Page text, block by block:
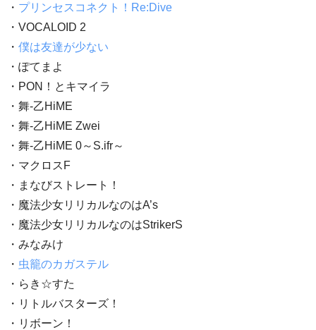
・ プリンセスコネクト！Re:Dive
・VOCALOID 2
・ 僕は友達が少ない
・ぽてまよ
・PON！とキマイラ
・舞-乙HiME
・舞-乙HiME Zwei
・舞-乙HiME 0～S.ifr～
・マクロスF
・まなびストレート！
・魔法少女リリカルなのはA’s
・魔法少女リリカルなのはStrikerS
・みなみけ
・ 虫籠のカガステル
・らき☆すた
・リトルバスターズ！
・リボーン！